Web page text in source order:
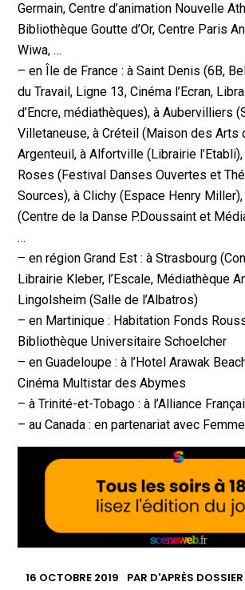
Germain, Centre d’animation Nouvelle
Bibliothèque Goutte d’Or, Centre Paris
Wiwa, …
– en Île de France : à Saint Denis (6B,
du Travail, Ligne 13, Cinéma l’Ecran,
d’Encre, médiathèques), à Aubervilliers
Villetaneuse, à Créteil (Maison des Arts
Argenteuil, à Alfortville (Librairie
Roses (Festival Danses Ouvertes et
Sources), à Clichy (Espace Henry
(Centre de la Danse P.Doussaint et
…
– en région Grand Est : à Strasbourg
Librairie Kleber, l’Escale, Médiathèque
Lingolsheim (Salle de l’Albatros)
– en Martinique : Habitation Fonds
Bibliothèque Universitaire Schoelcher
– en Guadeloupe : à l’Hotel Arawak
Cinéma Multistar des Abymes
– à Trinité-et-Tobago : à l’Alliance
– au Canada : en partenariat avec
16 OCTOBRE 2019 PAR D'APRÈS DOSSIER